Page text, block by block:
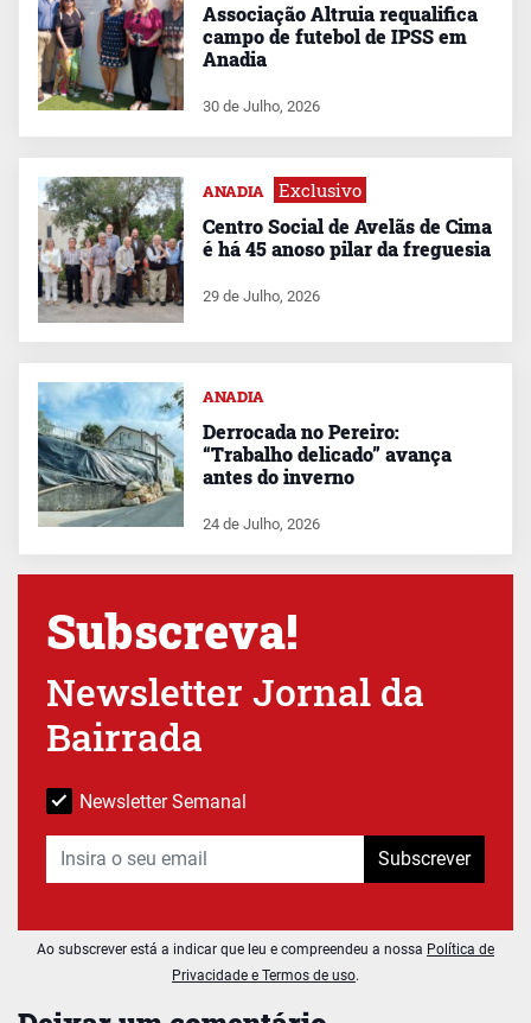
Associação Altruia requalifica
campo de futebol de IPSS em
Anadia
30 de Julho, 2026
ANADIA Exclusivo
Centro Social de Avelãs de Cima
é há 45 anoso pilar da freguesia
29 de Julho, 2026
ANADIA
Derrocada no Pereiro:
“Trabalho delicado” avança
antes do inverno
24 de Julho, 2026
Subscreva!
Newsletter Jornal da
Bairrada
Newsletter Semanal
Subscrever
Ao subscrever está a indicar que leu e compreendeu a nossa Política de
Privacidade e Termos de uso.